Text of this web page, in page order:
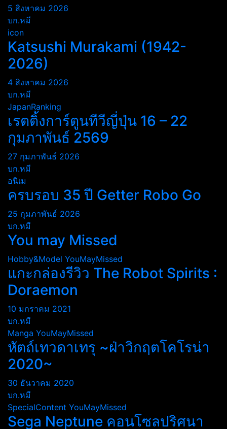
5 สิงหาคม 2026
บก.หมี
icon
Katsushi Murakami (1942-
2026)
4 สิงหาคม 2026
บก.หมี
JapanRanking
เรตติ้งการ์ตูนทีวีญี่ปุ่น 16 – 22
กุมภาพันธ์ 2569
27 กุมภาพันธ์ 2026
บก.หมี
อนิเม
ครบรอบ 35 ปี Getter Robo Go
25 กุมภาพันธ์ 2026
บก.หมี
You may Missed
Hobby&Model YouMayMissed
แกะกล่องรีวิว The Robot Spirits :
Doraemon
10 มกราคม 2021
บก.หมี
Manga YouMayMissed
หัตถ์เทวดาเทรุ ~ฝ่าวิกฤตโคโรน่า
2020~
30 ธันวาคม 2020
บก.หมี
SpecialContent YouMayMissed
Sega Neptune คอนโซลปริศนา